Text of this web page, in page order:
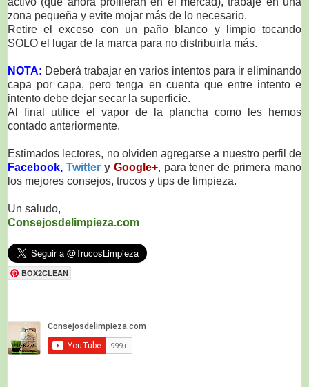
zona pequeña y evite mojar más de lo necesario.
Retire el exceso con un paño blanco y limpio tocando
SOLO el lugar de la marca para no distribuirla más.
NOTA: Deberá trabajar en varios intentos para ir eliminando
capa por capa, pero tenga en cuenta que entre intento e
intento debe dejar secar la superficie.
Al final utilice el vapor de la plancha como les hemos
contado anteriormente.
Estimados lectores, no olviden agregarse a nuestro perfil de
Facebook, Twitter y Google+, para tener de primera mano
los mejores consejos, trucos y tips de limpieza.
Un saludo,
Consejosdelimpieza.com
BOX2CLEAN